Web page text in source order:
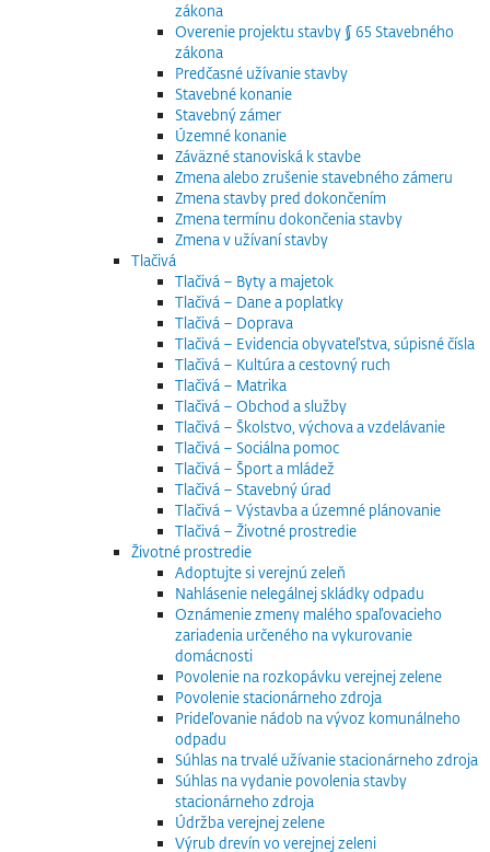
zákona
Overenie projektu stavby § 65 Stavebného
zákona
Predčasné užívanie stavby
Stavebné konanie
Stavebný zámer
Územné konanie
Záväzné stanoviská k stavbe
Zmena alebo zrušenie stavebného zámeru
Zmena stavby pred dokončením
Zmena termínu dokončenia stavby
Zmena v užívaní stavby
Tlačivá
Tlačivá – Byty a majetok
Tlačivá – Dane a poplatky
Tlačivá – Doprava
Tlačivá – Evidencia obyvateľstva, súpisné čísla
Tlačivá – Kultúra a cestovný ruch
Tlačivá – Matrika
Tlačivá – Obchod a služby
Tlačivá – Školstvo, výchova a vzdelávanie
Tlačivá – Sociálna pomoc
Tlačivá – Šport a mládež
Tlačivá – Stavebný úrad
Tlačivá – Výstavba a územné plánovanie
Tlačivá – Životné prostredie
Životné prostredie
Adoptujte si verejnú zeleň
Nahlásenie nelegálnej skládky odpadu
Oznámenie zmeny malého spaľovacieho
zariadenia určeného na vykurovanie
domácnosti
Povolenie na rozkopávku verejnej zelene
Povolenie stacionárneho zdroja
Prideľovanie nádob na vývoz komunálneho
odpadu
Súhlas na trvalé užívanie stacionárneho zdroja
Súhlas na vydanie povolenia stavby
stacionárneho zdroja
Údržba verejnej zelene
Výrub drevín vo verejnej zeleni